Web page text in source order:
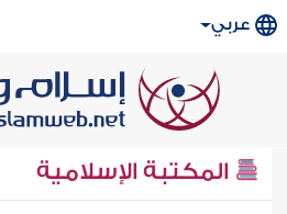
عربي
المكتبة الإسلامية